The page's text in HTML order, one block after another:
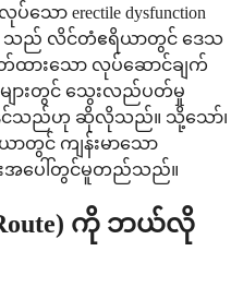
erectile dysfunction
သည် လိင်တံဧရိယာတွင် ဒေသ
းသော လုပ်ဆောင်ချက်
ျားတွင် သွေးလည်ပတ်မှု
နိုင်သည်ဟု ဆိုလိုသည်။ သို့သော်၊
င် ကျန်းမာသော
းအပေါ်တွင်မူတည်သည်။
Route) ကို ဘယ်လို